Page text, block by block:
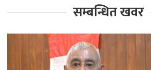
सम्बन्धित खवर